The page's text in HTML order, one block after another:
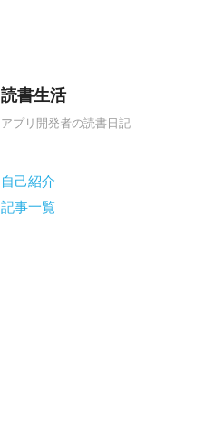
読書生活
アプリ開発者の読書日記
Menu
Skip to content
自己紹介
記事一覧